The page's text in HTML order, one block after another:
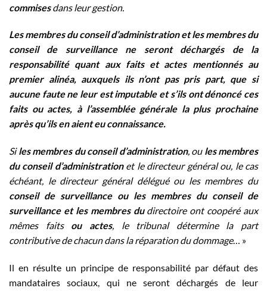
commisesdans leur gestion.
Les membres du conseil d’administration et les membres du
conseil de surveillance ne seront déchargés de la
responsabilité quant aux faits et actes mentionnés au
premier alinéa, auxquels ils n’ont pas pris part, que si
aucune faute ne leur est imputable et s’ils ont dénoncé ces
faits ou actes, à l’assemblée générale la plus prochaine
après qu’ils en aient eu connaissance.
Siles membres du conseil d’administration, ou les membres
du conseil d’administrationet le directeur général ou, le cas
échéant, le directeur général délégué ou les membres du
conseil de surveillance ou les membres du conseil de
surveillance et les membres du directoire ont coopéré aux
mêmes faits ou actes, le tribunal détermine la part
contributive de chacun dans la réparation du dommage… »
Il en résulte un principe de responsabilité par défaut des
mandataires sociaux, qui ne seront déchargés de leur